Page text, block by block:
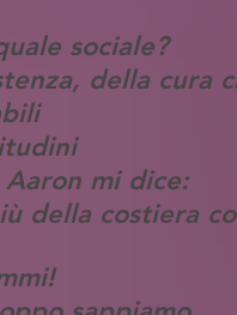
sociale?
della cura
mi dice:
della costiera